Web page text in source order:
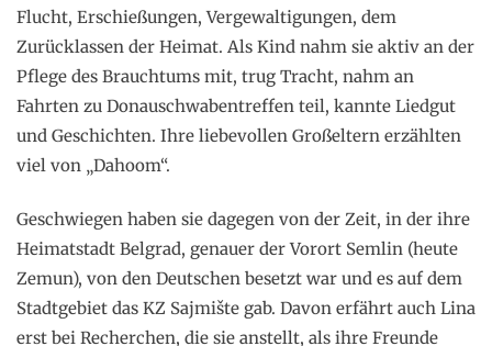
Flucht, Erschießungen, Vergewaltigungen, dem
Zurücklassen der Heimat. Als Kind nahm sie aktiv an der
Pflege des Brauchtums mit, trug Tracht, nahm an
Fahrten zu Donauschwabentreffen teil, kannte Liedgut
und Geschichten. Ihre liebevollen Großeltern erzählten
viel von „Dahoom“.
Geschwiegen haben sie dagegen von der Zeit, in der ihre
Heimatstadt Belgrad, genauer der Vorort Semlin (heute
Zemun), von den Deutschen besetzt war und es auf dem
Stadtgebiet das KZ Sajmište gab. Davon erfährt auch Lina
erst bei Recherchen, die sie anstellt, als ihre Freunde